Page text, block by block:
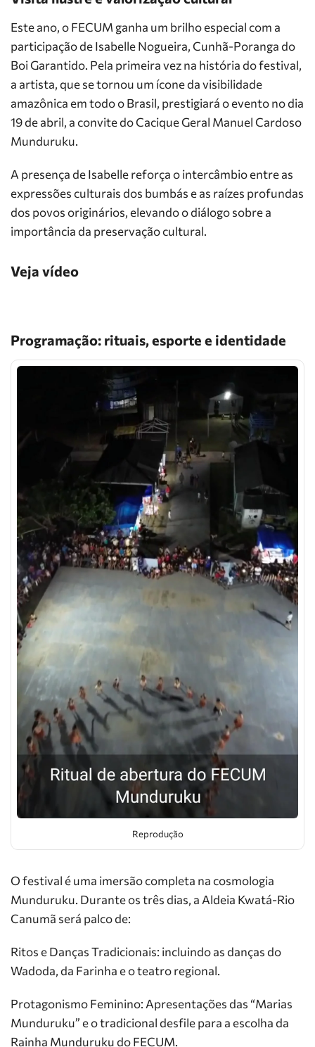
Este ano, o FECUM ganha um brilho especial com a
participação de Isabelle Nogueira, Cunhã-Poranga do
Boi Garantido. Pela primeira vez na história do festival,
a artista, que se tornou um ícone da visibilidade
amazônica em todo o Brasil, prestigiará o evento no dia
19 de abril, a convite do Cacique Geral Manuel Cardoso
Munduruku.
A presença de Isabelle reforça o intercâmbio entre as
expressões culturais dos bumbás e as raízes profundas
dos povos originários, elevando o diálogo sobre a
importância da preservação cultural.
Veja vídeo
Programação: rituais, esporte e identidade
Reprodução
O festival é uma imersão completa na cosmologia
Munduruku. Durante os três dias, a Aldeia Kwatá-Rio
Canumã será palco de:
Ritos e Danças Tradicionais: incluindo as danças do
Wadoda, da Farinha e o teatro regional.
Protagonismo Feminino: Apresentações das “Marias
Munduruku” e o tradicional desfile para a escolha da
Rainha Munduruku do FECUM.